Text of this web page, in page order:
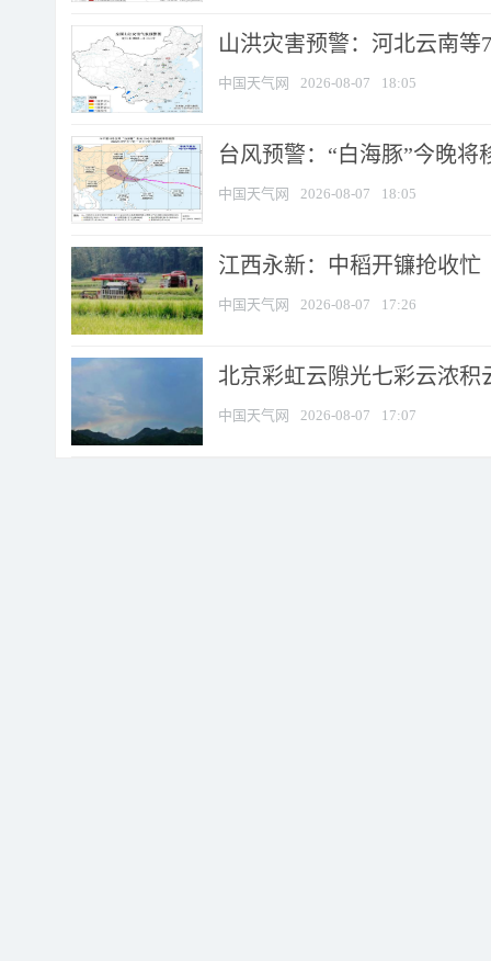
山洪灾害预警：河北云南
中国天气网 2026-08-07 18:05
台风预警：“白海豚”今晚将
中国天气网 2026-08-07 18:05
江西永新：中稻开镰抢收忙
中国天气网 2026-08-07 17:26
北京彩虹云隙光七彩云浓积
中国天气网 2026-08-07 17:07